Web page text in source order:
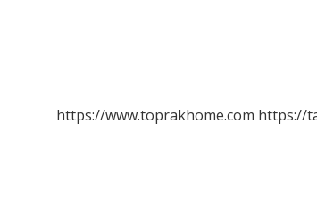
https://www.toprakhome.com https://